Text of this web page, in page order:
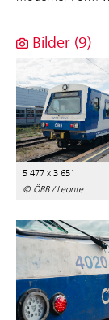
Bilder (9)
5 477 x 3 651
© ÖBB / Leonte